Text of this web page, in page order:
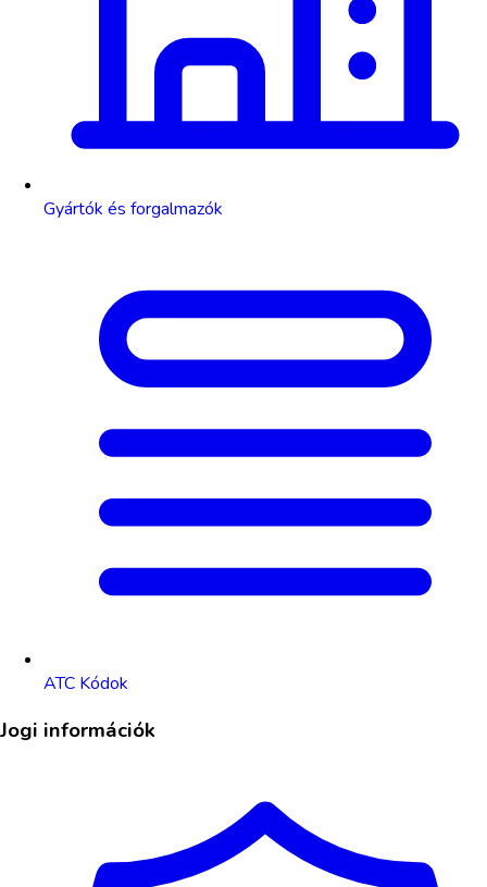
Gyártók és forgalmazók
ATC Kódok
Jogi információk